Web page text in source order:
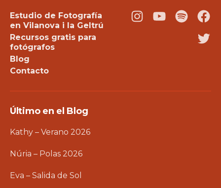
Estudio de Fotografía
en Vilanova i la Geltrú
Recursos gratis para
fotógrafos
Blog
Contacto
Instagram
YoutubePodcast
Último en el Blog
Kathy – Verano 2026
Núria – Polas 2026
Eva – Salida de Sol